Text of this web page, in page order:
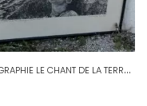
L
ITHOGRAPHIE LE CHANT DE LA TERRE HOMMAGE à GUSTAV MAHLER 1972 Petit tirage 6/10